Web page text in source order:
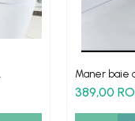
Maner baie
dizabilitati
389,00